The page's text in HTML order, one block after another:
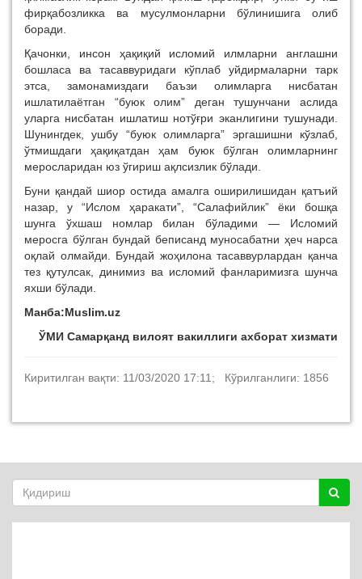
фирқабозликка ва мусулмонларни бўлинишига олиб
боради.
Қачонки, инсон ҳақиқий исломий илмларни англашни
бошласа ва тасаввуридаги кўплаб уйдирмаларни тарк
этса, замонамиздаги баъзи олимларга нисбатан
ишлатилаётган “буюк олим” деган тушунчани аслида
уларга нисбатан ишлатиш нотўғри эканлигини тушунади.
Шунингдек, ушбу “буюк олимларга” эргашишни кўзлаб,
ўтмишдаги ҳақиқатдан ҳам буюк бўлган олимларнинг
меросларидан юз ўгириш ақлсизлик бўлади.
Буни қандай шиор остида амалга оширилишидан қатъий
назар, у “Ислом ҳаракати”, “Салафийлик” ёки бошқа
шунга ўхшаш номлар билан бўладими — Исломий
меросга бўлган бундай беписанд муносабатни ҳеч нарса
оқлай олмайди. Бундай жоҳилона тасаввурлардан қанча
тез қутулсак, динимиз ва исломий фанларимизга шунча
яхши бўлади.
Манба:Muslim.uz
ЎМИ Самарқанд вилоят вакиллиги ахборат хизмати
Киритилган вақти: 11/03/2020 17:11; Кўрилганлиги: 1856